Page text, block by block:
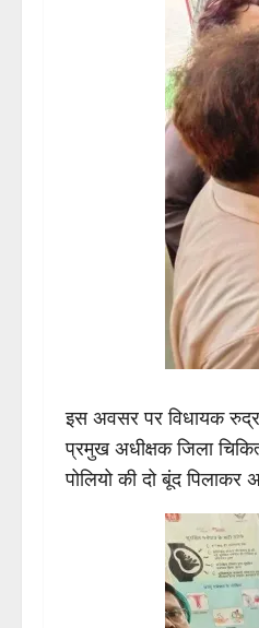
इस अवसर पर विधायक
प्रमुख अधीक्षक जिला
पोलियो की दो बूंद पिलाकर